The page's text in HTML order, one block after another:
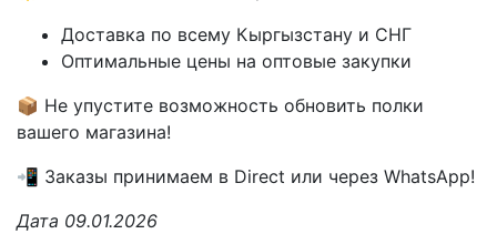
Доставка по всему Кыргызстану и СНГ
Оптимальные цены на оптовые закупки
📦 Не упустите возможность обновить полки
вашего магазина!
📲 Заказы принимаем в Direct или через WhatsApp!
Дата 09.01.2026